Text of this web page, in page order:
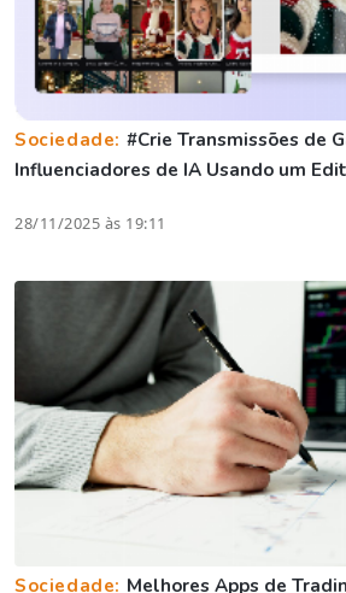
Sociedade: #Crie Transmissões de
Influenciadores de IA Usando um
28/11/2025 às 19:11
Sociedade: Melhores Apps de